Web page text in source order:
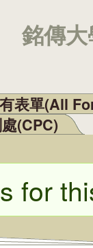
銘傳
表單(All
(CPC)
for